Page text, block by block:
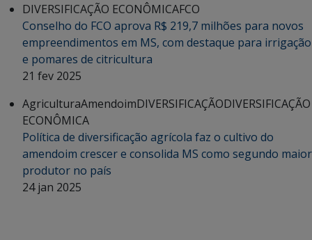
DIVERSIFICAÇÃO ECONÔMICAFCO
Conselho do FCO aprova R$ 219,7 milhões para novos
empreendimentos em MS, com destaque para irrigação
e pomares de citricultura
21 fev 2025
AgriculturaAmendoimDIVERSIFICAÇÃODIVERSIFICAÇÃO
ECONÔMICA
Política de diversificação agrícola faz o cultivo do
amendoim crescer e consolida MS como segundo maior
produtor no país
24 jan 2025